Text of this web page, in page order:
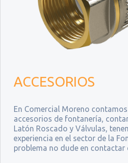
ACCESORIOS
En Comercial Moreno
accesorios de fontanería,
Latón Roscado y Válvulas,
experiencia en el sector de la
problema no dude en